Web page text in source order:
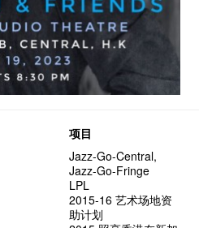
项目
Jazz-Go-Central,
Jazz-Go-Fringe
LPL
2015-16 艺术场地资
助计划